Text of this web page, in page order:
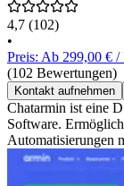
4,7 (102)
•
Preis: Ab 299,00 € /
(102 Bewertungen)
Kontakt aufnehmen
Chatarmin ist eine
Software.
Automatisierungen